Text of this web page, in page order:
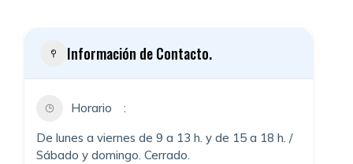
Información de Contacto.
Horario
De lunes a viernes de 9 a 13 h. y de 15 a 18 h. /
Sábado y domingo. Cerrado.